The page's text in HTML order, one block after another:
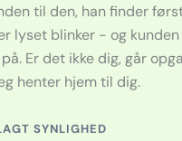
til den, han finder
lyset blinker - og
Er det ikke dig, går
henter hjem til dig.
SYNLIGHED